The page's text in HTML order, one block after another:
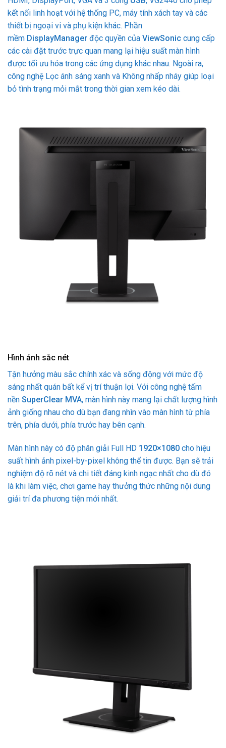
kết nối linh hoạt với hệ thống PC, máy tính xách tay và các
thiết bị ngoại vi và phụ kiện khác. Phần
mềm DisplayManager độc quyền của ViewSonic cung cấp
các cài đặt trước trực quan mang lại hiệu suất màn hình
được tối ưu hóa trong các ứng dụng khác nhau. Ngoài ra,
công nghệ Lọc ánh sáng xanh và Không nhấp nháy giúp loại
bỏ tình trạng mỏi mắt trong thời gian xem kéo dài.
Hình ảnh sắc nét
Tận hưởng màu sắc chính xác và sống động với mức độ
sáng nhất quán bất kể vị trí thuận lợi. Với công nghệ tấm
nền SuperClear MVA, màn hình này mang lại chất lượng hình
ảnh giống nhau cho dù bạn đang nhìn vào màn hình từ phía
trên, phía dưới, phía trước hay bên cạnh.
Màn hình này có độ phân giải Full HD 1920×1080 cho hiệu
suất hình ảnh pixel-by-pixel không thể tin được. Bạn sẽ trải
nghiệm độ rõ nét và chi tiết đáng kinh ngạc nhất cho dù đó
là khi làm việc, chơi game hay thưởng thức những nội dung
giải trí đa phương tiện mới nhất.